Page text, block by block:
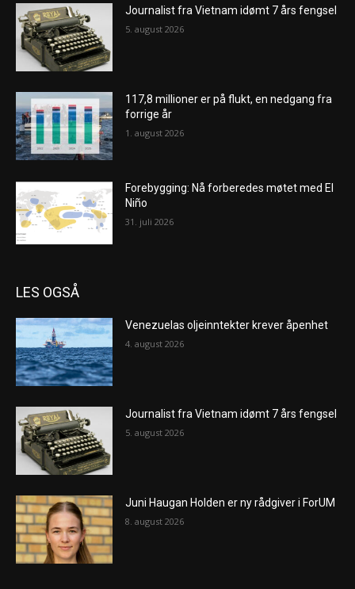
Journalist fra Vietnam idømt 7 års fengsel
5. august 2026
117,8 millioner er på flukt, en nedgang fra
forrige år
1. august 2026
Forebygging: Nå forberedes møtet med El
Niño
31. juli 2026
LES OGSÅ
Venezuelas oljeinntekter krever åpenhet
4. august 2026
Journalist fra Vietnam idømt 7 års fengsel
5. august 2026
Juni Haugan Holden er ny rådgiver i ForUM
8. august 2026